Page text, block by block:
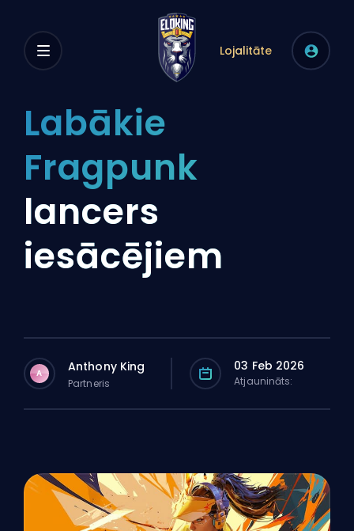
Lojalitāte
Labākie
Fragpunk
lancers
iesācējiem
A Anthony King
Partneris
03 Feb 2026
Atjaunināts: